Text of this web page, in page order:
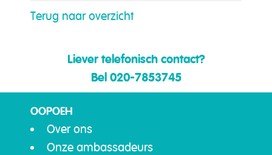
Terug naar overzicht
Liever telefonisch contact?
Bel 020-7853745
OOPOEH
Over ons
Onze ambassadeurs